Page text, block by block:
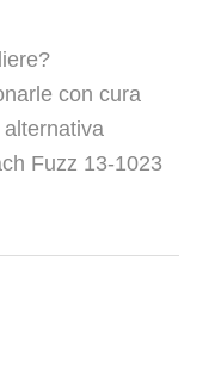
con cura
Fuzz 13-1023